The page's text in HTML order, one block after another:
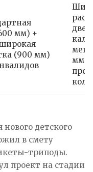
мм) +
(900 мм)
мм)
детского
в смету
триподы.
проект на стадии